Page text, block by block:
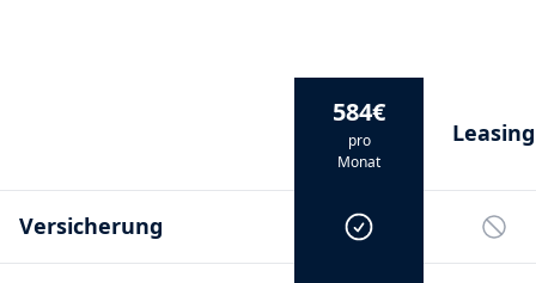
584€
pro
Monat
Leasing
Versicherung